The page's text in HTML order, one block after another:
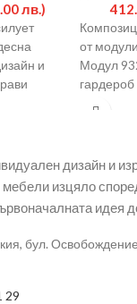
лв.)
и
от
Модул
Модул
дизайн и
изцяло
идея
бул.
29